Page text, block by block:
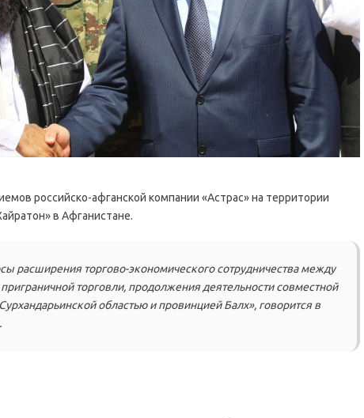
российско-афганской компании «Астрас» на территории
в Афганистане.
расширения торгово-экономического сотрудничества между
торговли, продолжения деятельности совместной
областью и провинцией Балх», говорится в